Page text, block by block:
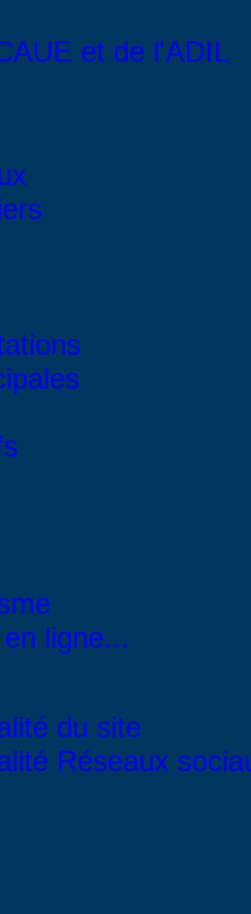
et de l'ADIL
ligne...
du site
Réseaux